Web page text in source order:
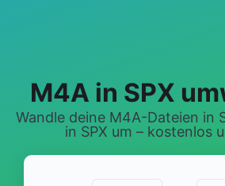
M4A in SPX
Wandle deine M4A-Dateien in
in SPX um – kostenlos